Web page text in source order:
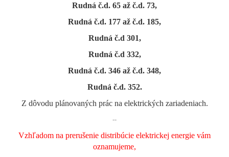
Rudná č.d. 65 až č.d. 73,
Rudná č.d. 177 až č.d. 185,
Rudná č.d 301,
Rudná č.d 332,
Rudná č.d. 346 až č.d. 348,
Rudná č.d. 352.
Z dôvodu plánovaných prác na elektrických zariadeniach.
--
Vzhľadom na prerušenie distribúcie elektrickej energie vám
oznamujeme,